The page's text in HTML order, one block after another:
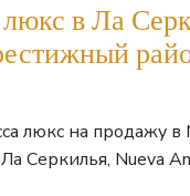
в Ла
люкс на продажу в
Серкилья, Nueva